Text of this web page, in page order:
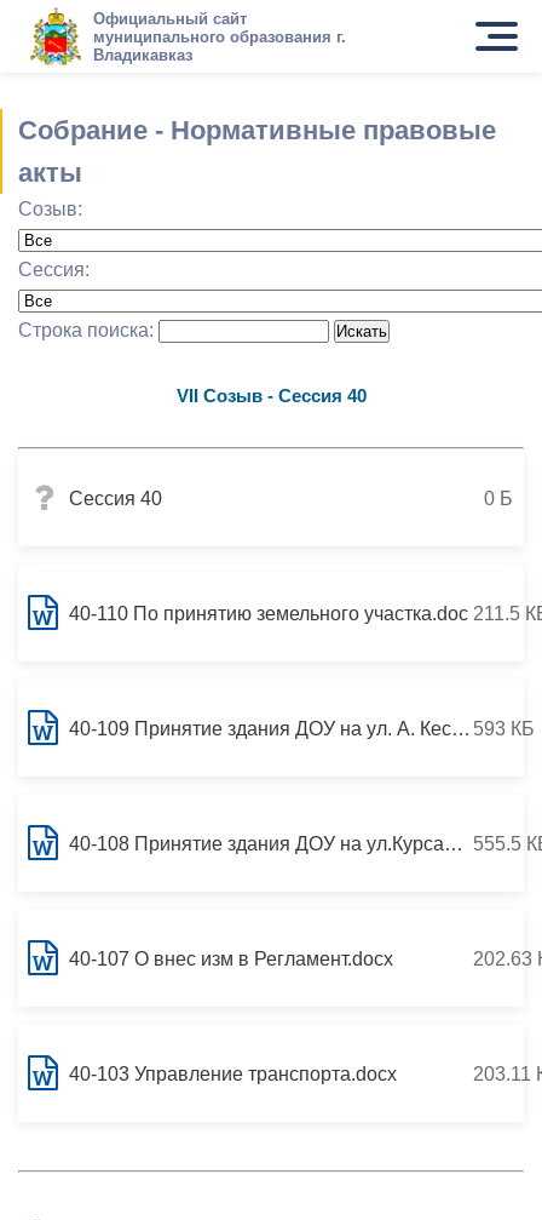
Официальный сайт
муниципального образования г.
Владикавказ
Собрание - Нормативные правовые
акты
Созыв:
Сессия:
Строка поиска:
VII Созыв - Сессия 40
Сессия 40 0 Б
40-110 По принятию земельного участка.doc 211.5
40-109 Принятие здания ДОУ на ул. А. Кесаева, 45.doc 593 КБ
40-108 Принятие здания ДОУ на ул.Курсантов - Кировцев.doc 555.5
40-107 О внес изм в Регламент.docx 202.63
40-103 Управление транспорта.docx 203.11